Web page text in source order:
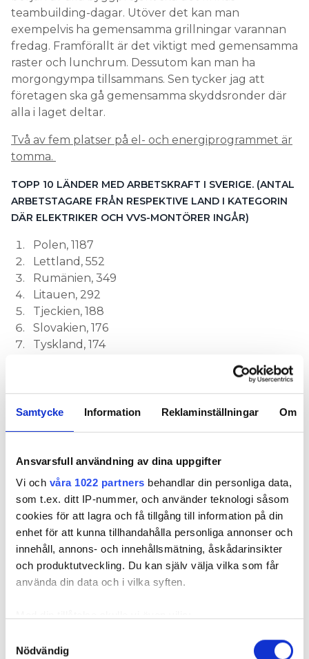
Samtycke Information Reklaminställningar Om
Ansvarsfull användning av dina uppgifter
Vi och våra 1022 partners behandlar din personliga data,
som t.ex. ditt IP-nummer, och använder teknologi såsom
cookies för att lagra och få tillgång till information på din
enhet för att kunna tillhandahålla personliga annonser och
innehåll, annons- och innehållsmätning, åskådarinsikter
och produktutveckling. Du kan själv välja vilka som får
använda din data och i vilka syften.
som kan ha en noggrannhet på upp till flera meter
Nödvändig
teambuilding-dagar. Utöver det kan man
exempelvis ha gemensamma grillningar varannan
fredag. Framförallt är det viktigt med gemensamma
raster och lunchrum. Dessutom kan man ha
morgongympa tillsammans. Sen tycker jag att
företagen ska gå gemensamma skyddsronder där
alla i laget deltar.
Två av fem platser på el- och energiprogrammet är
tomma.
TOPP 10 LÄNDER MED ARBETSKRAFT I SVERIGE. (ANTAL
ARBETSTAGARE FRÅN RESPEKTIVE LAND I KATEGORIN
DÄR ELEKTRIKER OCH VVS-MONTÖRER INGÅR)
Polen, 1187
Lettland, 552
Rumänien, 349
Litauen, 292
Tjeckien, 188
Slovakien, 176
Tyskland, 174
Portugal, 100
NÄRINGSLIV
Nyhetsbrev
Prenumerera på vårt nyhetsbrev och få nyheter, tips
och bevakningar rakt ner i inkorgen